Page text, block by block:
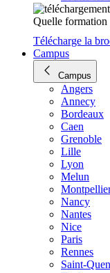
Quelle formation
Télécharge la
Campus
Campus
Angers
Annecy
Bordeaux
Caen
Grenoble
Lille
Lyon
Melun
Nancy
Nantes
Nice
Paris
Rennes
Saint-